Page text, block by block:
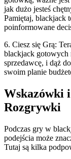
jak dużo jesteś
Pamiętaj, blackjack
poinformowane
6. Ciesz się Grą:
blackjack gotowych
sprzedawcę, i dąż
swoim planie
Wskazówki
Rozgrywki
Podczas gry w
podejścia może
Tutaj są kilka